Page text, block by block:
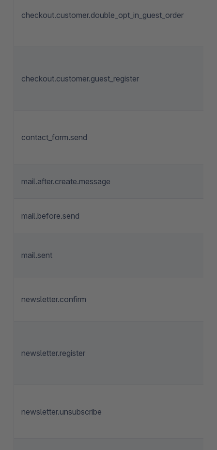
checkout.customer.double_opt_in_guest_order
checkout.customer.guest_register
contact_form.send
mail.after.create.message
mail.before.send
mail.sent
newsletter.confirm
newsletter.register
newsletter.unsubscribe